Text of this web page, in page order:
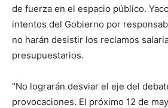
de fuerza en el espacio público.
intentos del Gobierno por
no harán desistir los reclamos
presupuestarios.
“No lograrán desviar el eje del
provocaciones. El próximo 12 de